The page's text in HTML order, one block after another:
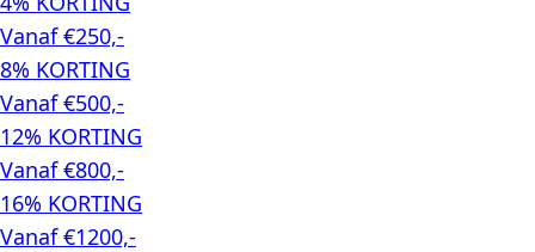
Vanaf €250,-
8% KORTING
Vanaf €500,-
12% KORTING
Vanaf €800,-
16% KORTING
Vanaf €1200,-